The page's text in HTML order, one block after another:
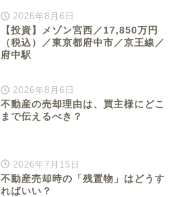
2026年8月6日
【投資】メゾン宮西／17,850万円
（税込）／東京都府中市／京王線／
府中駅
2026年8月6日
不動産の売却理由は、買主様にどこ
まで伝えるべき？
2026年7月15日
不動産売却時の「残置物」はどうす
ればいい？